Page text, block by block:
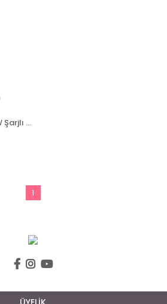
NTLights 350 Lümen 10W Şarjlı Ledli El Feneri Led Fener Kırmızı Selektörlü NTLS7048
1